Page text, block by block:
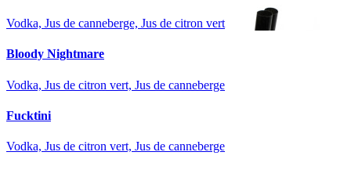
Vodka, Jus de canneberge, Jus de citron vert
Bloody Nightmare
Vodka, Jus de citron vert, Jus de canneberge
Fucktini
Vodka, Jus de citron vert, Jus de canneberge